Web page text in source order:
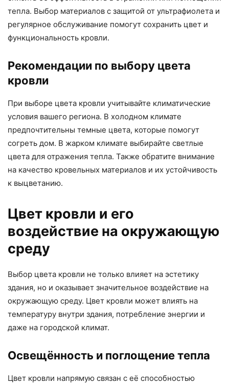
тепла. Выбор материалов с защитой от ультрафиолета и
регулярное обслуживание помогут сохранить цвет и
функциональность кровли.
Рекомендации по выбору цвета
кровли
При выборе цвета кровли учитывайте климатические
условия вашего региона. В холодном климате
предпочтительны темные цвета, которые помогут
согреть дом. В жарком климате выбирайте светлые
цвета для отражения тепла. Также обратите внимание
на качество кровельных материалов и их устойчивость
к выцветанию.
Цвет кровли и его
воздействие на окружающую
среду
Выбор цвета кровли не только влияет на эстетику
здания, но и оказывает значительное воздействие на
окружающую среду. Цвет кровли может влиять на
температуру внутри здания, потребление энергии и
даже на городской климат.
Освещённость и поглощение тепла
Цвет кровли напрямую связан с её способностью